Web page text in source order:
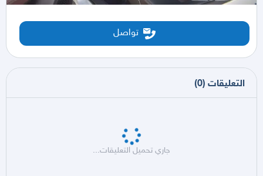
تواصل
التعليقات (
0
)
جاري تحميل التعليقات...